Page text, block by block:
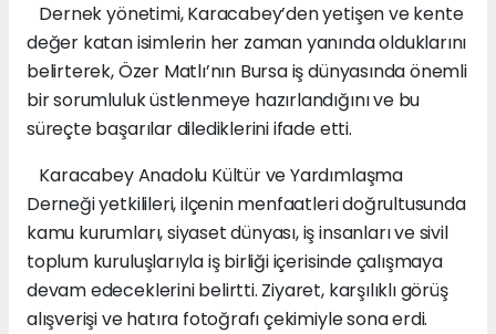
Dernek yönetimi, Karacabey’den yetişen ve kente
değer katan isimlerin her zaman yanında olduklarını
belirterek, Özer Matlı’nın Bursa iş dünyasında önemli
bir sorumluluk üstlenmeye hazırlandığını ve bu
süreçte başarılar dilediklerini ifade etti.
Karacabey Anadolu Kültür ve Yardımlaşma
Derneği yetkilileri, ilçenin menfaatleri doğrultusunda
kamu kurumları, siyaset dünyası, iş insanları ve sivil
toplum kuruluşlarıyla iş birliği içerisinde çalışmaya
devam edeceklerini belirtti. Ziyaret, karşılıklı görüş
alışverişi ve hatıra fotoğrafı çekimiyle sona erdi.